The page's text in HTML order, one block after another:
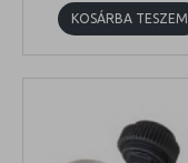
KOSÁRBA TESZEM